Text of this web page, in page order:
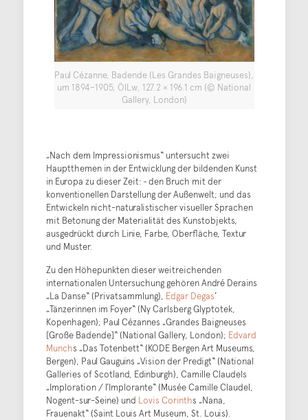
Paul Cézanne, Badende (Les Grandes Baigneuses),
um 1894–1905, ÖlLw, 127.2 × 196.1 cm (© National
Gallery, London)
„Nach dem Impressionismus“ untersucht zwei
Hauptthemen in der Entwicklung der bildenden Kunst
in Europa zu dieser Zeit: ‐ den Bruch mit der
konventionellen Darstellung der Außenwelt; und das
Entwickeln nicht-naturalistischer visueller Sprachen
mit Betonung der Materialität des Kunstobjekts,
ausgedrückt durch Linie, Farbe, Oberfläche, Textur
und Muster.
Zu den Höhepunkten dieser weitreichenden
internationalen Untersuchung gehören André Derains
„La Danse“ (Privatsammlung), Edgar Degas’
„Tänzerinnen im Foyer“ (Ny Carlsberg Glyptotek,
Kopenhagen); Paul Cézannes „Grandes Baigneuses
[Große Badende]“ (National Gallery, London); Edvard
Munchs „Das Totenbett“ (KODE Bergen Art Museums,
Bergen), Paul Gauguins „Vision der Predigt“ (National
Galleries of Scotland, Edinburgh), Camille Claudels
„Imploration / l’Implorante“ (Musée Camille Claudel,
Nogent-sur-Seine) und Lovis Corinths „Nana,
Frauenakt“ (Saint Louis Art Museum, St. Louis).